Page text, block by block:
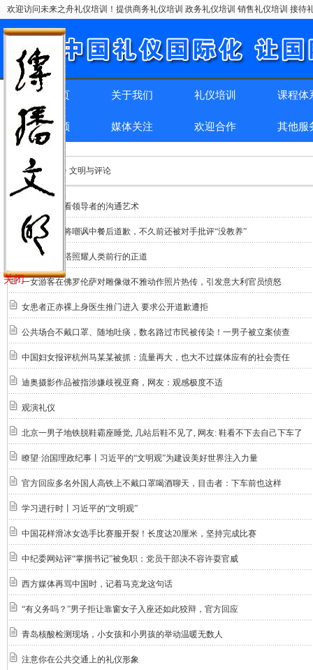
欢迎访问未来之舟礼仪培训！提供商务礼仪培训 政务礼仪培训 销售礼仪培训 接
网站首页 关于我们 礼仪培训 课程体
精彩回顾 媒体关注 欢迎合作 其他服
位置：首页 > > 文明与评论
从某贝风波看领导者的沟通艺术
美国网球女将嘲讽中餐后道歉，不久前还被对手批评“没教养”
让文明的灯塔照耀人类前行的正道
一女游客在佛罗伦萨对雕像做不雅动作照片热传，引发意大利官员愤怒
女患者正赤裸上身医生推门进入 要求公开道歉遭拒
公共场合不戴口罩、随地吐痰，数名路过市民被传染！一男子被立案侦查
中国妇女报评杭州马某某被抓：流量再大，也大不过媒体应有的社会责任
迪奥摄影作品被指涉嫌歧视亚裔，网友：观感极度不适
观演礼仪
北京一男子地铁脱鞋霸座睡觉, 几站后鞋不见了, 网友: 鞋看不下去自己下车了
瞭望·治国理政纪事丨习近平的“文明观”为建设美好世界注入力量
官方回应多名外国人高铁上不戴口罩喝酒聊天，目击者：下车前也这样
学习进行时丨习近平的“文明观”
中国花样滑冰女选手比赛服开裂！长度达20厘米，坚持完成比赛
中纪委网站评“掌掴书记”被免职：党员干部决不容许耍官威
西方媒体再骂中国时，记着马克龙这句话
“有义务吗？”男子拒让靠窗女子入座还如此狡辩，官方回应
青岛核酸检测现场，小女孩和小男孩的举动温暖无数人
注意你在公共交通上的礼仪形象
关闭